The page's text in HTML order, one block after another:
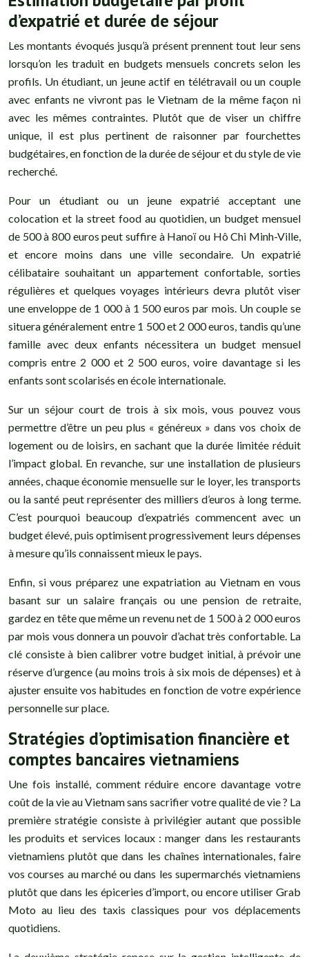
d’expatrié et durée de séjour
Les montants évoqués jusqu’à présent prennent tout leur sens
lorsqu’on les traduit en budgets mensuels concrets selon les
profils. Un étudiant, un jeune actif en télétravail ou un couple
avec enfants ne vivront pas le Vietnam de la même façon ni
avec les mêmes contraintes. Plutôt que de viser un chiffre
unique, il est plus pertinent de raisonner par fourchettes
budgétaires, en fonction de la durée de séjour et du style de vie
recherché.
Pour un étudiant ou un jeune expatrié acceptant une
colocation et la street food au quotidien, un budget mensuel
de 500 à 800 euros peut suffire à Hanoï ou Hô Chi Minh-Ville,
et encore moins dans une ville secondaire. Un expatrié
célibataire souhaitant un appartement confortable, sorties
régulières et quelques voyages intérieurs devra plutôt viser
une enveloppe de 1 000 à 1 500 euros par mois. Un couple se
situera généralement entre 1 500 et 2 000 euros, tandis qu’une
famille avec deux enfants nécessitera un budget mensuel
compris entre 2 000 et 2 500 euros, voire davantage si les
enfants sont scolarisés en école internationale.
Sur un séjour court de trois à six mois, vous pouvez vous
permettre d’être un peu plus « généreux » dans vos choix de
logement ou de loisirs, en sachant que la durée limitée réduit
l’impact global. En revanche, sur une installation de plusieurs
années, chaque économie mensuelle sur le loyer, les transports
ou la santé peut représenter des milliers d’euros à long terme.
C’est pourquoi beaucoup d’expatriés commencent avec un
budget élevé, puis optimisent progressivement leurs dépenses
à mesure qu’ils connaissent mieux le pays.
Enfin, si vous préparez une expatriation au Vietnam en vous
basant sur un salaire français ou une pension de retraite,
gardez en tête que même un revenu net de 1 500 à 2 000 euros
par mois vous donnera un pouvoir d’achat très confortable. La
clé consiste à bien calibrer votre budget initial, à prévoir une
réserve d’urgence (au moins trois à six mois de dépenses) et à
ajuster ensuite vos habitudes en fonction de votre expérience
personnelle sur place.
Stratégies d’optimisation financière et
comptes bancaires vietnamiens
Une fois installé, comment réduire encore davantage votre
coût de la vie au Vietnam sans sacrifier votre qualité de vie ? La
première stratégie consiste à privilégier autant que possible
les produits et services locaux : manger dans les restaurants
vietnamiens plutôt que dans les chaînes internationales, faire
vos courses au marché ou dans les supermarchés vietnamiens
plutôt que dans les épiceries d’import, ou encore utiliser Grab
Moto au lieu des taxis classiques pour vos déplacements
quotidiens.